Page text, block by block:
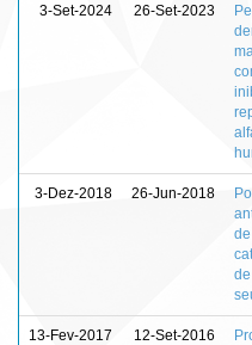
3-Set-2024 26-Set-2023
3-Dez-2018 26-Jun-2018
de
13-Fev-2017 12-Set-2016